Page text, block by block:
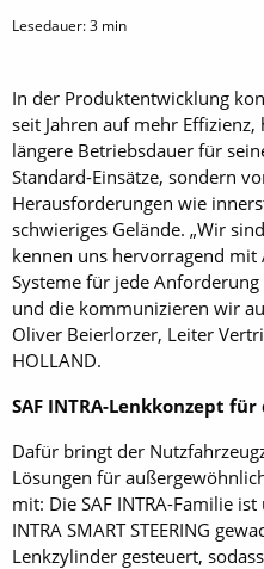
Lesedauer:3 min
In der Produktentwicklung
seit Jahren auf mehr
längere Betriebsdauer für
Standard-Einsätze, sondern
Herausforderungen wie
schwieriges Gelände. „Wir
kennen uns hervorragend mit
Systeme für jede
und die kommunizieren wir
Oliver Beierlorzer, Leiter
HOLLAND.
SAF INTRA-Lenkkonzept
Dafür bringt der
Lösungen für
mit: Die SAF INTRA-Familie ist
INTRA SMART STEERING
Lenkzylinder gesteuert, sodass